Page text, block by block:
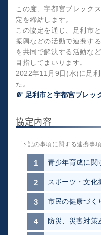
この度、宇都宮ブレック
定を締結します。
この協定を通じ、足利市
振興などの活動で連携す
を共同で解決する活動な
目指してまいります。
2022年11月9日(水)に足
た。
足利市と宇都宮ブレッ
協定内容
下記の事項に関する連携事
青少年育成に関
スポーツ・文化
市民の健康づく
防災、災害対策